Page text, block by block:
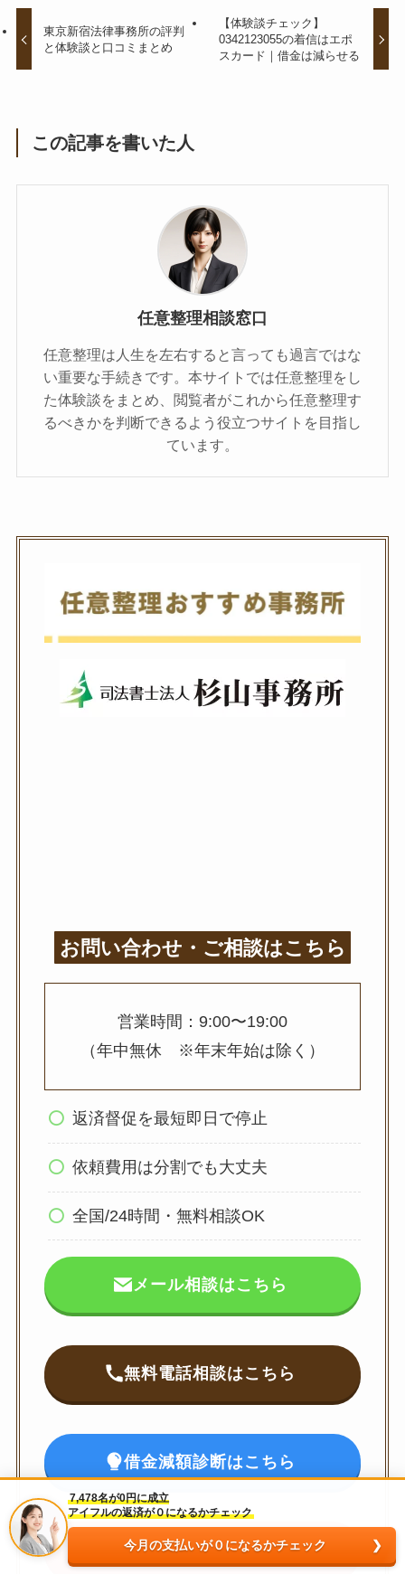
東京新宿法律事務所の評判
と体験談と口コミまとめ
【体験談チェック】
0342123055の着信はエポ
スカード｜借金は減らせる
この記事を書いた人
任意整理相談窓口
任意整理は人生を左右すると言っても過言ではな
い重要な手続きです。本サイトでは任意整理をし
た体験談をまとめ、閲覧者がこれから任意整理す
るべきかを判断できるよう役立つサイトを目指し
ています。
お問い合わせ・ご相談はこちら
営業時間：9:00〜19:00
（年中無休 ※年末年始は除く）
返済督促を最短即日で停止
依頼費用は分割でも大丈夫
全国/24時間・無料相談OK
メール相談はこちら
無料電話相談はこちら
借金減額診断はこちら
過払い金診断はこちら
7,478名が0円に成立
アイフルの返済が０になるかチェック
今月の支払いが０になるかチェック